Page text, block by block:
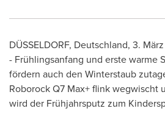
DÜSSELDORF, Deutschland, 3.
- Frühlingsanfang und erste warme
fördern auch den Winterstaub
Roborock Q7 Max+ flink wegwischt
wird der Frühjahrsputz zum